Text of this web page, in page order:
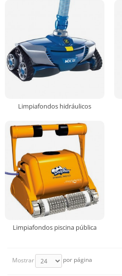
Limpiafondos hidráulicos
Limpiafondos piscina pública
Mostrar por página